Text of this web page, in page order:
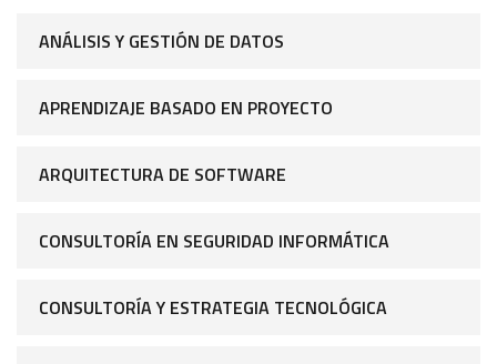
ANÁLISIS Y GESTIÓN DE DATOS
APRENDIZAJE BASADO EN PROYECTO
ARQUITECTURA DE SOFTWARE
CONSULTORÍA EN SEGURIDAD INFORMÁTICA
CONSULTORÍA Y ESTRATEGIA TECNOLÓGICA